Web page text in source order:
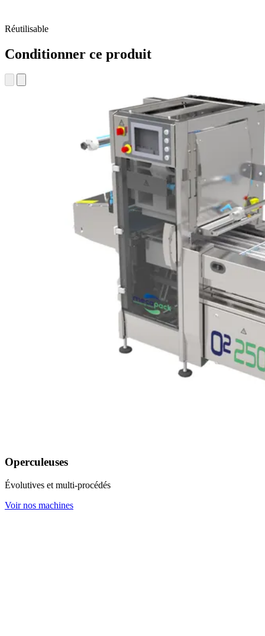
Réutilisable
Conditionner ce produit
Operculeuses
Évolutives et multi-procédés
Voir nos machines